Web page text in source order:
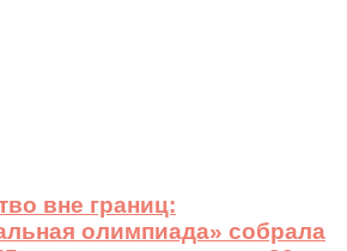
вне границ:
олимпиада» собрала